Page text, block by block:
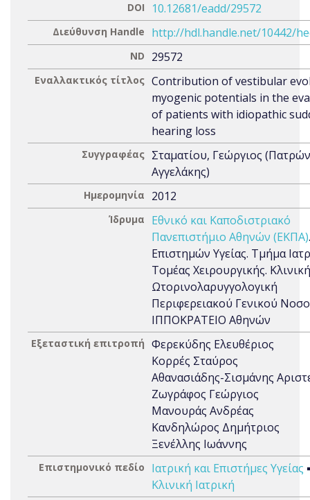
DOI 10.12681/eadd/29572
Διεύθυνση Handle http://hdl.handle.net/10442/
ND 29572
Εναλλακτικός τίτλος Contribution of vestibular
myogenic potentials in the
of patients with idiopathic
hearing loss
Συγγραφέας Σταματίου, Γεώργιος
Αγγελάκης)
Ημερομηνία 2012
Ίδρυμα
Εθνικό και Καποδιστριακό
Πανεπιστήμιο Αθηνών (ΕΚΠΑ)
Επιστημών Υγείας. Τμήμα
Τομέας Χειρουργικής.
Ωτορινολαρυγγολογική
Περιφερειακού Γενικού
ΙΠΠΟΚΡΑΤΕΙΟ Αθηνών
Εξεταστική επιτροπή Φερεκύδης Ελευθέριος
Κορρές Σταύρος
Αθανασιάδης-Σισμάνης
Ζωγράφος Γεώργιος
Μανουράς Ανδρέας
Κανδηλώρος Δημήτριος
Ξενέλλης Ιωάννης
Επιστημονικό πεδίο Ιατρική και Επιστήμες Υγείας
Κλινική Ιατρική